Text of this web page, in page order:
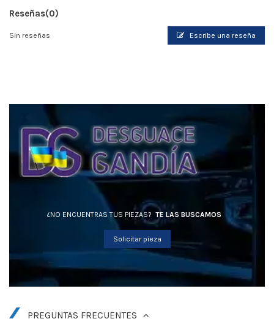
Reseñas(0)
Sin reseñas Escribe una reseña
¿NO ENCUENTRAS TUS PIEZAS? TE LAS BUSCAMOS
Solicitar pieza
PREGUNTAS FRECUENTES